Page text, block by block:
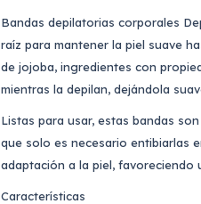
Bandas depilatorias corporales
raíz para mantener la piel suave
de jojoba, ingredientes con
mientras la depilan, dejándola
Listas para usar, estas bandas
que solo es necesario entibiarlas
adaptación a la piel, favoreciendo
Características